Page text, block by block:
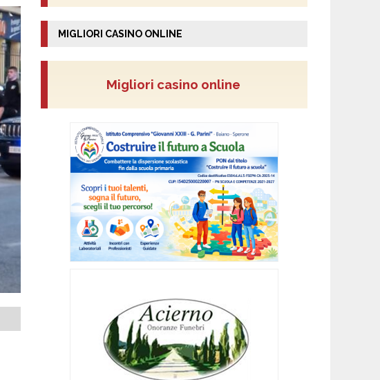
MIGLIORI CASINO ONLINE
Migliori casino online